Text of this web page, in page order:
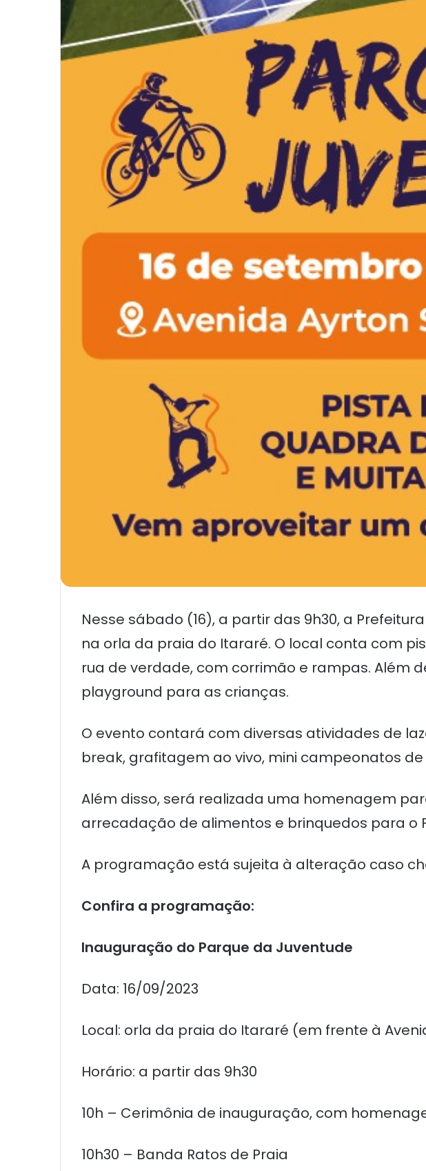
Nesse sábado (16), a partir das 9h30, a
na orla da praia do Itararé. O local conta com
rua de verdade, com corrimão e rampas. Além
playground para as crianças.
O evento contará com diversas atividades de
break, grafitagem ao vivo, mini campeonatos
Além disso, será realizada uma homenagem
arrecadação de alimentos e brinquedos para o
A programação está sujeita à alteração caso
Confira a programação:
Inauguração do Parque da Juventude
Data: 16/09/2023
Local: orla da praia do Itararé (em frente à
Horário: a partir das 9h30
10h – Cerimônia de inauguração, com
10h30 – Banda Ratos de Praia